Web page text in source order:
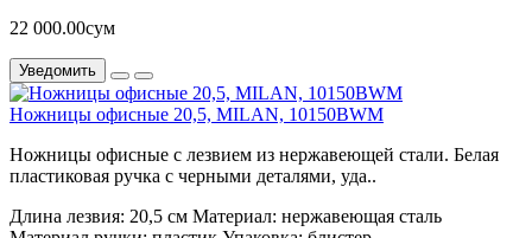
22 000.00сум
Уведомить
Ножницы офисные 20,5, MILAN, 10150BWM
Ножницы офисные с лезвием из нержавеющей стали. Белая
пластиковая ручка с черными деталями, уда..
Длина лезвия: 20,5 см Материал: нержавеющая сталь